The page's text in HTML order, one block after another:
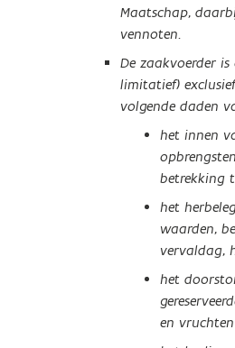
Maatschap,
vennoten.
De zaakvoerder
limitatief)
volgende daden
het innen
betrekking
het
waarden,
vervaldag,
het
en